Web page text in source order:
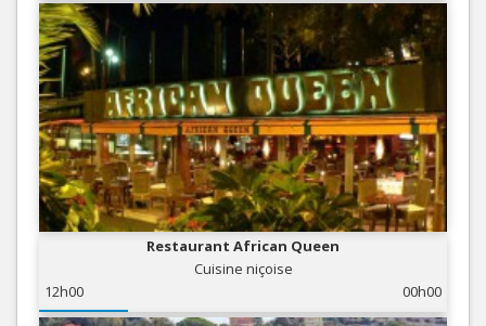
Restaurant African Queen
Cuisine niçoise
12h00
00h00